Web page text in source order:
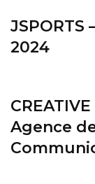
JSPORTS
2024
CREATIVE
Agence